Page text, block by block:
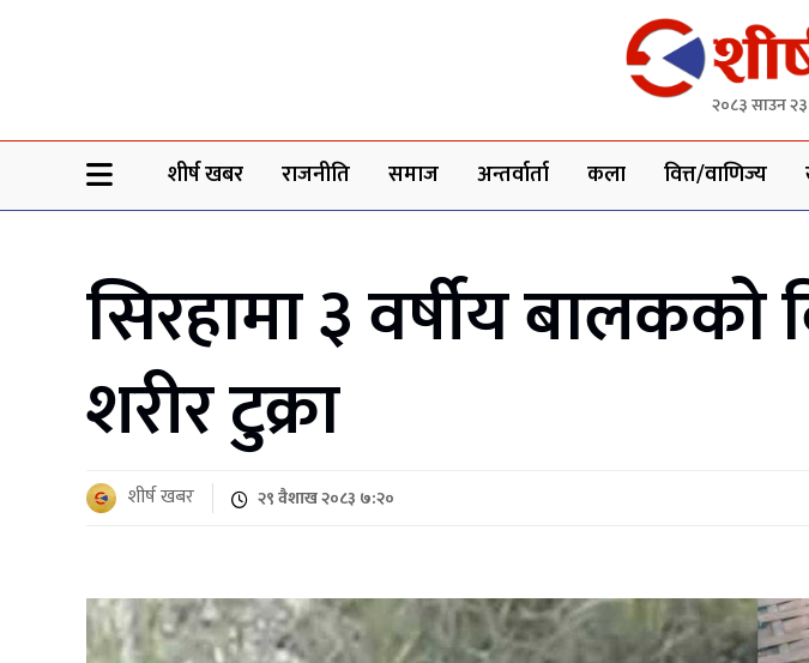
२०८३ साउन
शीर्ष खबर राजनीति समाज अन्तर्वार्ता कला वित्त/वाणिज्य
सिरहामा ३ वर्षीय बालकको
शरीर टुक्रा
शीर्ष खबर २९ वैशाख २०८३ ७:२०